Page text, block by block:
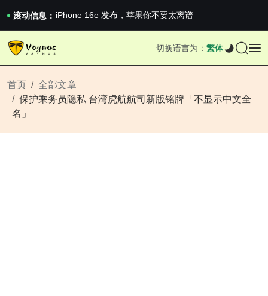
滚动信息： iPhone 16e 发布，苹果你不要太离谱
2026澳网男单收官：全满贯对上全满亚，德约...
《巅峰守卫 Highguard》正式上线，官...
切换语言为： 繁体
首页
全部文章
保护乘务员隐私 台湾虎航航司新版铭牌「不显示中文全
名」